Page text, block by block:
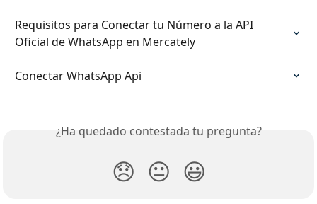
Requisitos para Conectar tu Número a la API
Oficial de WhatsApp en Mercately
Conectar WhatsApp Api
¿Ha quedado contestada tu pregunta?
😞 😐 😃